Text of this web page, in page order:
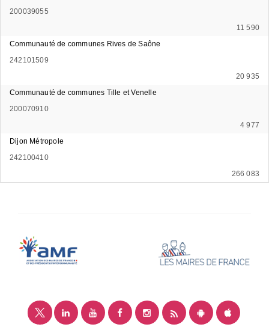
200039055
11 590
Communauté de communes Rives de Saône
242101509
20 935
Communauté de communes Tille et Venelle
200070910
4 977
Dijon Métropole
242100410
266 083